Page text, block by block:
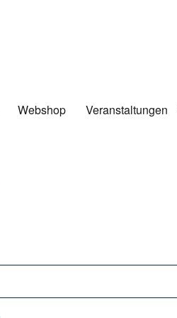
Webshop Veranstaltungen